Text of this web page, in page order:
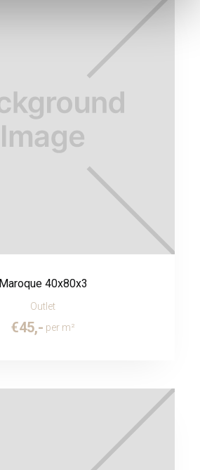
Maroque 40x80x3
Outlet
€45,- per m²